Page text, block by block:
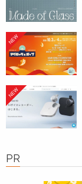
PR